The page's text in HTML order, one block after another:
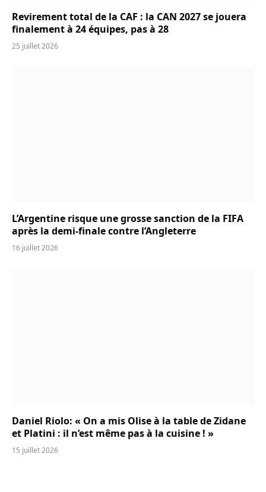
Revirement total de la CAF : la CAN 2027 se jouera
finalement à 24 équipes, pas à 28
25 juillet 2026
L’Argentine risque une grosse sanction de la FIFA
après la demi-finale contre l’Angleterre
16 juillet 2026
Daniel Riolo: « On a mis Olise à la table de Zidane
et Platini : il n’est même pas à la cuisine ! »
15 juillet 2026